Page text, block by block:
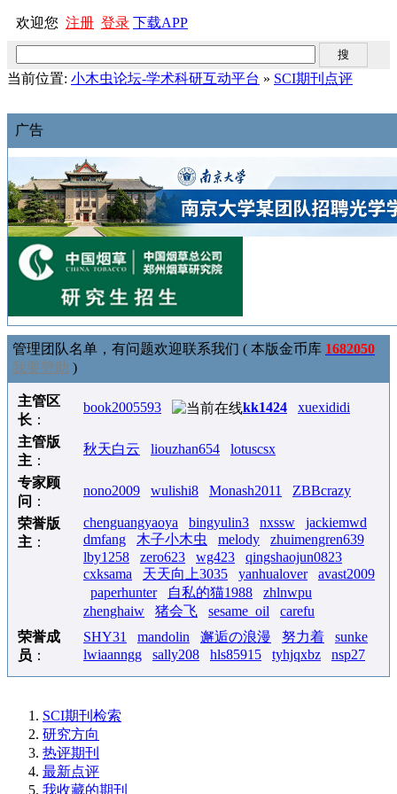
欢迎您 注册 登录 下载APP
当前位置: 小木虫论坛-学术科研互动平台 » SCI期刊点评
广告
管理团队名单，有问题欢迎联系我们 ( 本版金币库 1682050
我要赞助 )
主管区
长 ：
book2005593 kk1424 xuexididi
主管版
主 ：
秋天白云 liouzhan654 lotuscsx
专家顾
问 ：
nono2009 wulishi8 Monash2011 ZBBcrazy
荣誉版
主 ：
chenguangyaoya bingyulin3 nxssw
jackiemwd
dmfang
木子小木虫 melody
zhuimengren639
lby1258
zero623 wg423
qingshaojun0823
cxksama
天天向上3035 yanhualover
avast2009
paperhunter
自私的猫1988
zhlnwpu
zhenghaiw
猪会飞 sesame_oil
carefu
荣誉成
员 ：
SHY31 mandolin 邂逅の浪漫 努力着
sunke
lwiaanngg
sally208 hls85915 tyhjqxbz nsp27
SCI期刊检索
研究方向
热评期刊
最新点评
我收藏的期刊